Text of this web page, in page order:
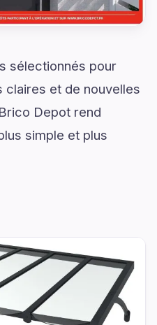
sélectionnés pour
et de nouvelles
Depot rend
simple et plus